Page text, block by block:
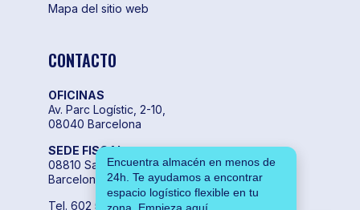
Mapa del sitio web
CONTACTO
OFICINAS
Av. Parc Logístic, 2-10,
08040 Barcelona
SEDE FISCAL
08810 Sant Pere de Ribes,
Barcelona
Tel. 602 55 04 00
Encuentra almacén en menos de
24h. Te ayudamos a encontrar
espacio logístico flexible en tu